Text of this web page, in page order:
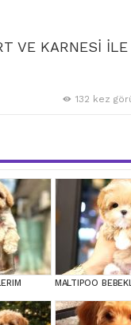
VE KARNESİ
132 kez
MALTIPOO